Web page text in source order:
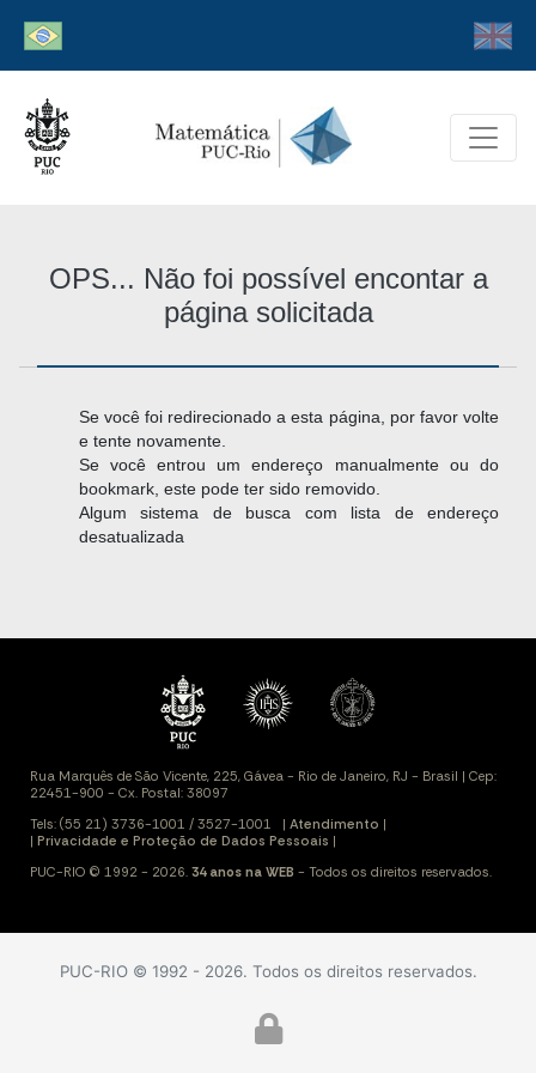
OPS... Não foi possível encontar a
página solicitada
Se você foi redirecionado a esta página, por favor volte
e tente novamente.
Se você entrou um endereço manualmente ou do
bookmark, este pode ter sido removido.
Algum sistema de busca com lista de endereço
desatualizada
PUC-RIO © 1992 - 2026. Todos os direitos reservados.